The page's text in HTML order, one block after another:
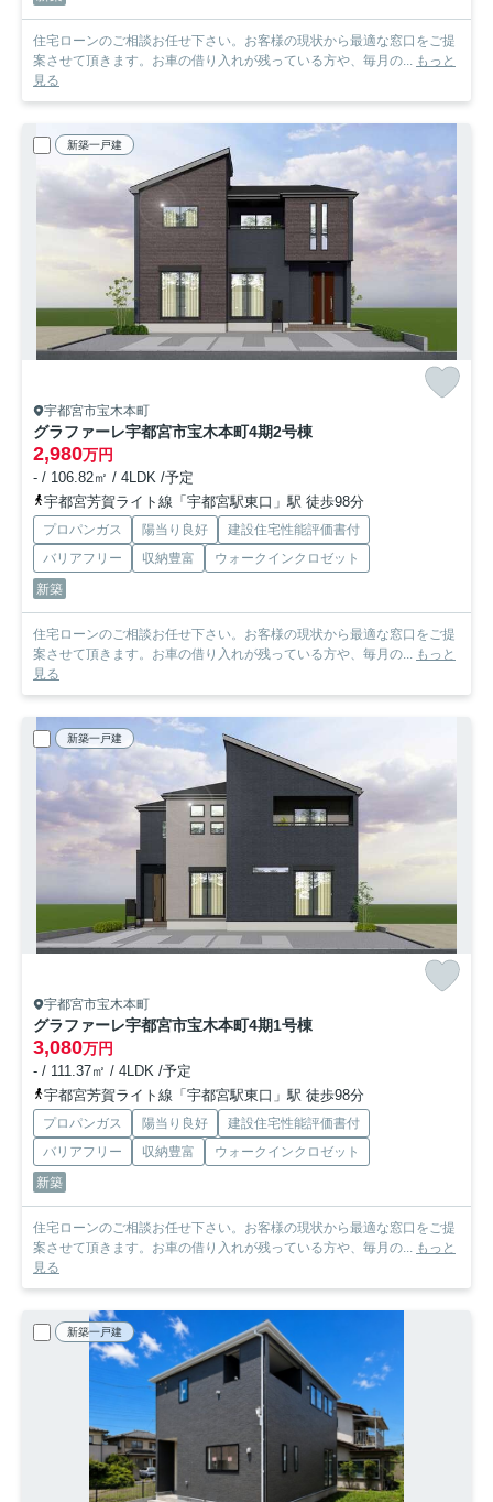
住宅ローンのご相談お任せ下さい。お客様の現状から最適な窓口をご提
案させて頂きます。お車の借り入れが残っている方や、毎月の... もっと
見る
新築一戸建
宇都宮市宝木本町
グラファーレ宇都宮市宝木本町4期2号棟
2,980万円
- / 106.82㎡ / 4LDK /予定
宇都宮芳賀ライト線「宇都宮駅東口」駅 徒歩98分
プロパンガス 陽当り良好
建設住宅性能評価書付
バリアフリー
収納豊富
ウォークインクロゼット
新築
住宅ローンのご相談お任せ下さい。お客様の現状から最適な窓口をご提
案させて頂きます。お車の借り入れが残っている方や、毎月の... もっと
見る
新築一戸建
宇都宮市宝木本町
グラファーレ宇都宮市宝木本町4期1号棟
3,080万円
- / 111.37㎡ / 4LDK /予定
宇都宮芳賀ライト線「宇都宮駅東口」駅 徒歩98分
プロパンガス 陽当り良好
建設住宅性能評価書付
バリアフリー
収納豊富
ウォークインクロゼット
新築
住宅ローンのご相談お任せ下さい。お客様の現状から最適な窓口をご提
案させて頂きます。お車の借り入れが残っている方や、毎月の... もっと
見る
新築一戸建